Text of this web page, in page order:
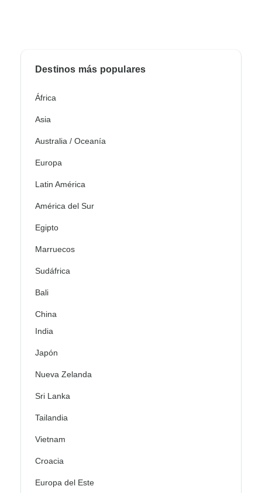
Destinos más populares
África
Asia
Australia / Oceanía
Europa
Latin América
América del Sur
Egipto
Marruecos
Sudáfrica
Bali
China
India
Japón
Nueva Zelanda
Sri Lanka
Tailandia
Vietnam
Croacia
Europa del Este